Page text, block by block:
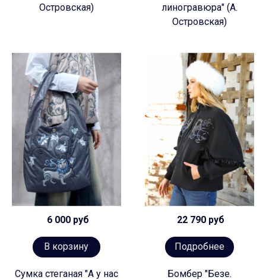
Островская)
линогравюра" (А.
Островская)
6 000 руб
В корзину
Сумка стеганая "А у нас
22 790 руб
Подробнее
Бомбер "Безе.